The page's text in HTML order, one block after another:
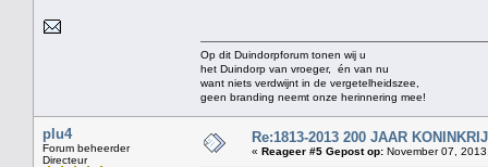
Op dit Duindorpforum tonen wij u
het Duindorp van vroeger, én van nu
want niets verdwijnt in de vergetelheidszee,
geen branding neemt onze herinnering mee!
plu4
Forum beheerder
Directeur
Re:1813-2013 200 JAAR
« Reageer #5 Gepost op: November 07,